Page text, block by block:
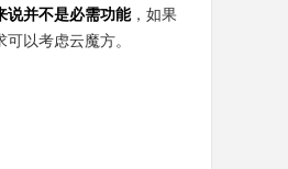
说并不是必需功能，如果
以考虑云魔方。